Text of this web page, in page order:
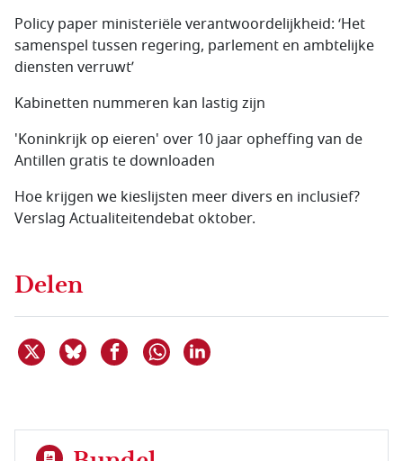
Policy paper ministeriële verantwoordelijkheid: ‘Het
samenspel tussen regering, parlement en ambtelijke
diensten verruwt’
Kabinetten nummeren kan lastig zijn
'Koninkrijk op eieren' over 10 jaar opheffing van de
Antillen gratis te downloaden
Hoe krijgen we kieslijsten meer divers en inclusief?
Verslag Actualiteitendebat oktober.
Delen
Deel dit item op X
Deel dit item op Bluesky
Deel dit item op Facebook
Delen via WhatsApp